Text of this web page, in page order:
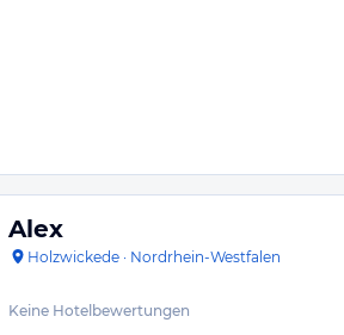
Alex
Holzwickede · Nordrhein-Westfalen
Keine Hotelbewertungen